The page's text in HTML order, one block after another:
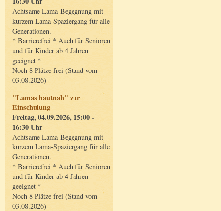
Achtsame Lama-Begegnung mit
kurzem Lama-Spaziergang für alle
Generationen.
* Barrierefrei * Auch für Senioren
und für Kinder ab 4 Jahren
geeignet *
Noch 8 Plätze frei (Stand vom
03.08.2026)
"Lamas hautnah" zur
Einschulung
Freitag, 04.09.2026, 15:00 -
16:30 Uhr
Achtsame Lama-Begegnung mit
kurzem Lama-Spaziergang für alle
Generationen.
* Barrierefrei * Auch für Senioren
und für Kinder ab 4 Jahren
geeignet *
Noch 8 Plätze frei (Stand vom
03.08.2026)